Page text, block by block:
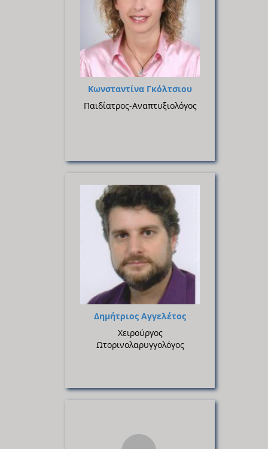
Κωνσταντίνα Γκόλτσιου
Παιδίατρος-Αναπτυξιολόγος
Δημήτριος Αγγελέτος
Χειρούργος
Ωτορινολαρυγγολόγος